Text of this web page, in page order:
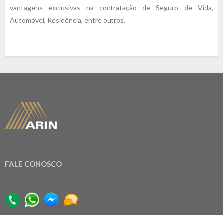
vantagens exclusivas na contratação de Seguro de Vida,
Automóvel, Residência, entre outros.
FALE CONOSCO